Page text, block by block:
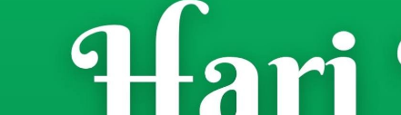
Luar
Risman Jaya
- Wartawan
Jumat, 20 Maret 2026